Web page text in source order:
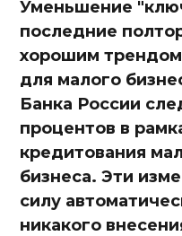
Уменьшение
последние
хорошим
для малого
Банка России
процентов в
кредитования
бизнеса. Эти
силу
никакого